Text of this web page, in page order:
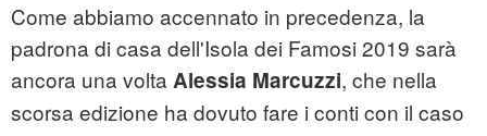
Come abbiamo accennato in precedenza, la
padrona di casa dell'Isola dei Famosi 2019 sarà
ancora una volta Alessia Marcuzzi, che nella
scorsa edizione ha dovuto fare i conti con il caso